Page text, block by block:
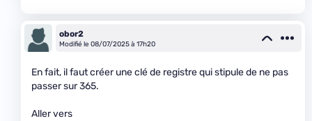
obor2
Modifié le 08/07/2025 à 17h20
En fait, il faut créer une clé de registre qui stipule de ne pas
passer sur 365.
Aller vers